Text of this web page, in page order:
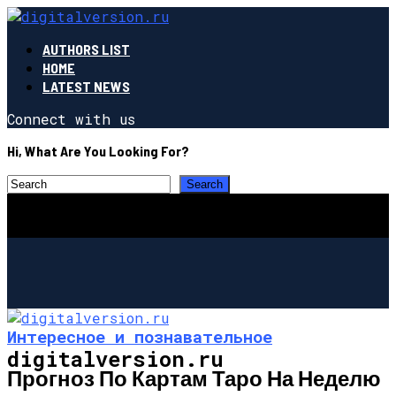
AUTHORS LIST
HOME
LATEST NEWS
Connect with us
Hi, What Are You Looking For?
digitalversion.ru
Интересное и познавательное
Прогноз По Картам Таро На Неделю